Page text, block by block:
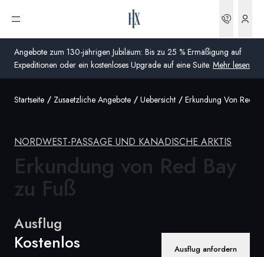
Angebote zum 130-jährigen Jubiläum: Bis zu 25 % Ermäßigung auf
Expeditionen oder ein kostenloses Upgrade auf eine Suite. Mehr lesen
Menü öffnen
Vereinigtes Königreich (England, Schottland, Wales
und Nordirland)
USA
Deutschland
Schweiz
Global
Startseite Zusaetzliche Angebote Uebersicht Erkundung Von Red
NORDWEST-PASSAGE UND KANADISCHE ARKTIS
Erkundung von Red Bay
zu Fuß
Ausflug
Kostenlos Ausflug anfordern